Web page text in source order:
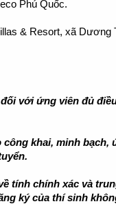
Phú Quốc.
& Resort, xã Dương
với ứng viên đủ
khai, minh bạch,
tính chính xác và
ký của thí sinh